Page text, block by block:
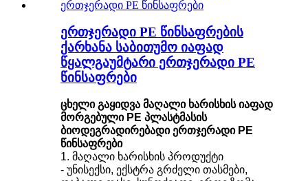
ერთჯერადი PE წინსაფრების
ქარხანა საბითუმო იაფად
წყალგაუმტარი ერთჯერადი PE
წინსაფრები
ცხელი გაყიდვა მაღალი ხარისხის იაფად
მორგებული PE პლასტმასის
ბიოდეგრადირებადი ერთჯერადი PE
წინსაფრები
1. მაღალი ხარისხის პროდუქტი
- უნისექსი, ექსტრა გრძელი თასმები,